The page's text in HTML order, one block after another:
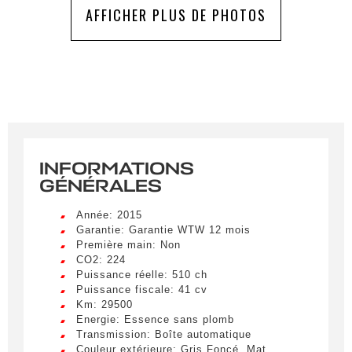
AFFICHER PLUS DE PHOTOS
INFORMATIONS
GÉNÉRALES
Année: 2015
Garantie: Garantie WTW 12 mois
Première main: Non
CO2: 224
Puissance réelle: 510 ch
Puissance fiscale: 41 cv
Km: 29500
Energie: Essence sans plomb
Transmission: Boîte automatique
Couleur extérieure: Gris Foncé, Mat